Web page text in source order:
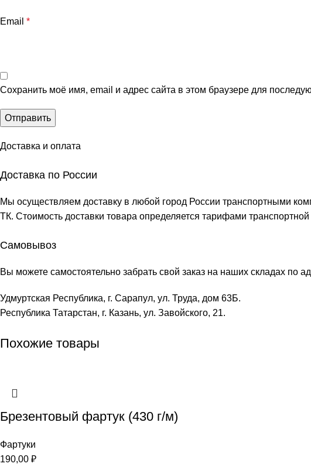
Email *
Сохранить моё имя, email и адрес сайта в этом браузере для
Доставка и оплата
Доставка по России
Мы осуществляем доставку в любой город России транспортными
ТК. Стоимость доставки товара определяется тарифами
Самовывоз
Вы можете самостоятельно забрать свой заказ на наших складах по
Удмуртская Республика, г. Сарапул, ул. Труда, дом 63Б.
Республика Татарстан, г. Казань, ул. Завойского, 21.
Похожие товары
Брезентовый фартук (430 г/м)
Фартуки
190,00 ₽